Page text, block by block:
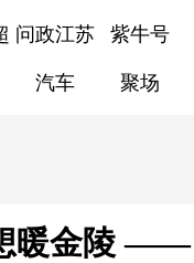
问政江苏 紫牛号
汽车 聚场
暖金陵 ——